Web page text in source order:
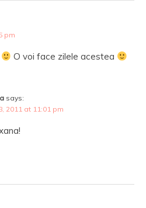
pm
O voi face zilele acestea
says:
2011 at 11:01 pm